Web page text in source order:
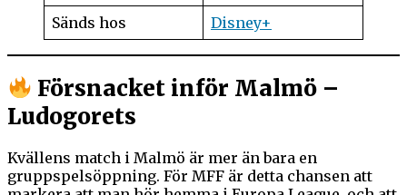
Sänds hos
Disney+
Försnacket inför Malmö –
Ludogorets
Kvällens match i Malmö är mer än bara en
gruppspelsöppning. För MFF är detta chansen att